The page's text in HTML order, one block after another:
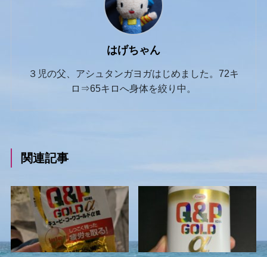
はげちゃん
３児の父、アシュタンガヨガはじめました。72キ
ロ⇒65キロへ身体を絞り中。
関連記事